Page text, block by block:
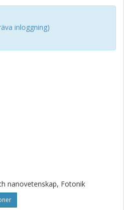
inloggning)
nanovetenskap, Fotonik